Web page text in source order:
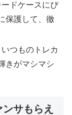
ドケースにぴ
保護して、徹
つものトレカ
きがマシマシ
サもらえ